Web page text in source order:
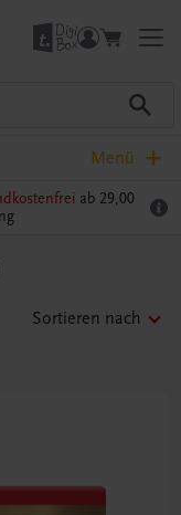
Menü
ab 29,00
Sortieren nach